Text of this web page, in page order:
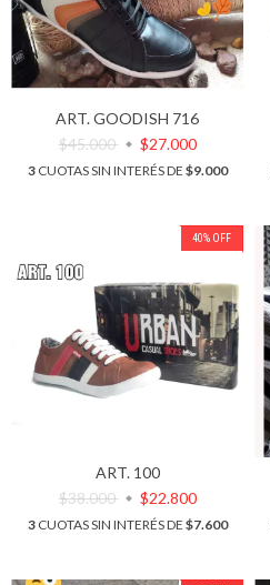
ART. GOODISH 716
$45.000
$27.000
3CUOTAS SIN INTERÉS DE $9.000
40% OFF
ART. 100
$38.000
$22.800
3CUOTAS SIN INTERÉS DE $7.600